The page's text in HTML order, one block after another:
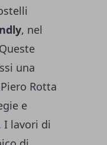
, nel
una
Rotta
e
I lavori di